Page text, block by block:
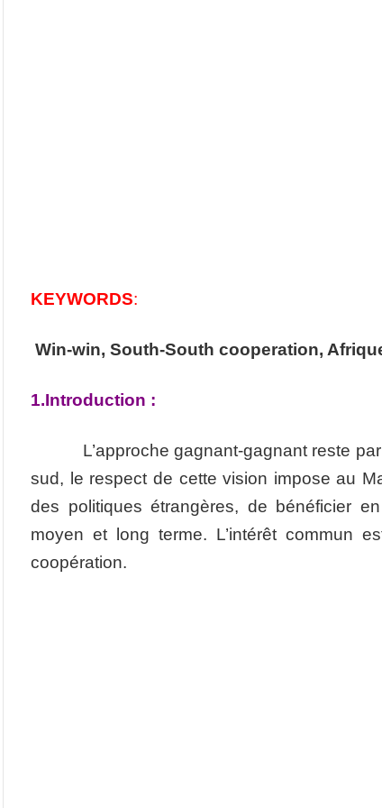
KEYWORDS:
Win-win, South-South cooperation,
1.Introduction :
L’approche gagnant-gagnant reste
sud, le respect de cette vision impose au
des politiques étrangères, de bénéficier
moyen et long terme. L’intérêt commun
coopération.